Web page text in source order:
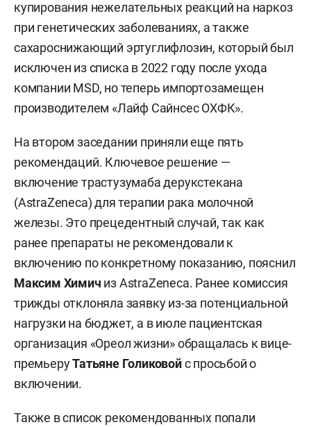
купирования нежелательных реакций на наркоз
при генетических заболеваниях, а также
сахароснижающий эртуглифлозин, который был
исключен из списка в 2022 году после ухода
компании MSD, но теперь импортозамещен
производителем «Лайф Сайнсес ОХФК».
На втором заседании приняли еще пять
рекомендаций. Ключевое решение —
включение трастузумаба дерукстекана
(AstraZeneca) для терапии рака молочной
железы. Это прецедентный случай, так как
ранее препараты не рекомендовали к
включению по конкретному показанию, пояснил
Максим Химич из AstraZeneca. Ранее комиссия
трижды отклоняла заявку из-за потенциальной
нагрузки на бюджет, а в июле пациентская
организация «Ореол жизни» обращалась к вице-
премьеруТатьяне Голиковойс просьбой о
включении.
Также в список рекомендованных попали